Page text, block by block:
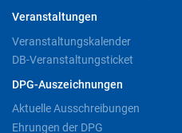
Veranstaltungen
Veranstaltungskalender
DB-Veranstaltungsticket
DPG-Auszeichnungen
Aktuelle Ausschreibungen
Ehrungen der DPG